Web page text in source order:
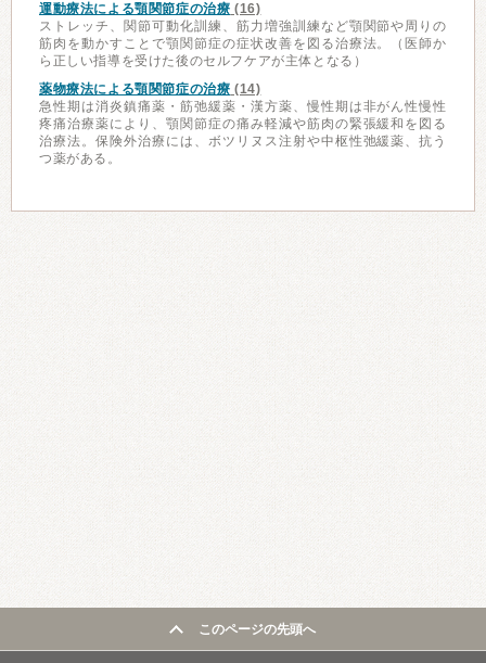
運動療法による顎関節症の治療 (16)
ストレッチ、関節可動化訓練、筋力増強訓練など顎関節や周りの
筋肉を動かすことで顎関節症の症状改善を図る治療法。（医師か
ら正しい指導を受けた後のセルフケアが主体となる）
薬物療法による顎関節症の治療 (14)
急性期は消炎鎮痛薬・筋弛緩薬・漢方薬、慢性期は非がん性慢性
疼痛治療薬により、顎関節症の痛み軽減や筋肉の緊張緩和を図る
治療法。保険外治療には、ボツリヌス注射や中枢性弛緩薬、抗う
つ薬がある。
このページの先頭へ